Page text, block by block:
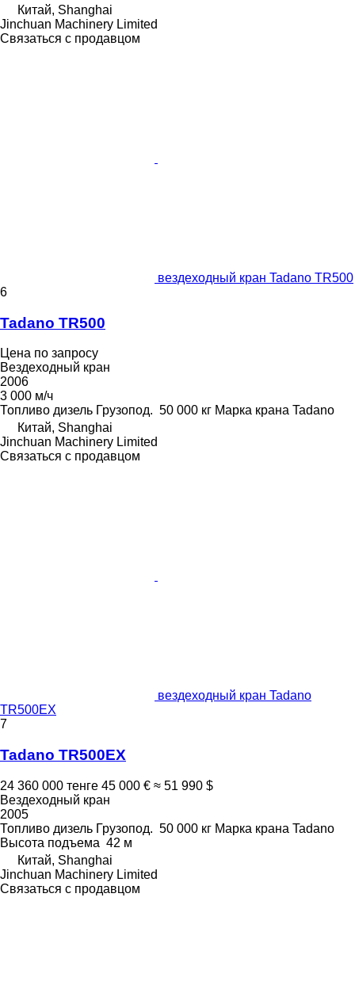
Китай, Shanghai
Jinchuan Machinery Limited
Связаться с продавцом
вездеходный кран Tadano TR500
6
Tadano TR500
Цена по запросу
Вездеходный кран
2006
3 000 м/ч
Топливо дизель Грузопод. 50 000 кг Марка крана Tadano
Китай, Shanghai
Jinchuan Machinery Limited
Связаться с продавцом
вездеходный кран Tadano
TR500EX
7
Tadano TR500EX
24 360 000 тенге 45 000 € ≈ 51 990 $
Вездеходный кран
2005
Топливо дизель Грузопод. 50 000 кг Марка крана Tadano
Высота подъема 42 м
Китай, Shanghai
Jinchuan Machinery Limited
Связаться с продавцом